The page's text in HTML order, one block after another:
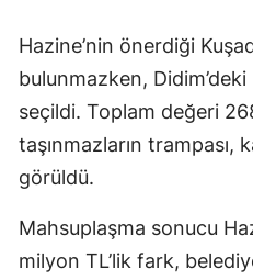
Hazine’nin önerdiği
bulunmazken,
seçildi. Toplam değeri
taşınmazların trampası,
görüldü.
Mahsuplaşma sonucu
milyon TL’lik fark,